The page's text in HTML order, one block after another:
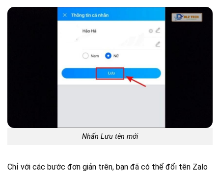
Nhấn Lưu tên mới
Chỉ với các bước đơn giản trên, bạn đã có thể đổi tên Zalo